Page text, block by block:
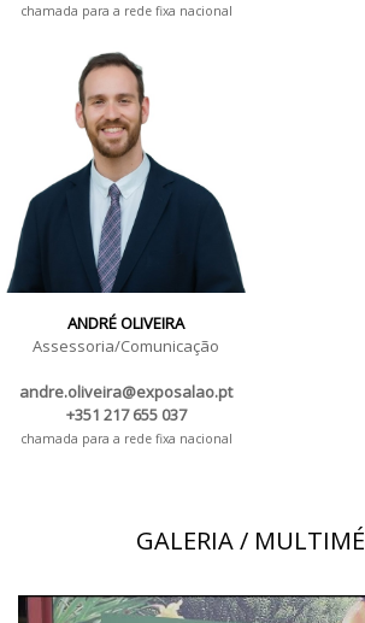
chamada para a rede fixa nacional
ANDRÉ OLIVEIRA
Assessoria/Comunicação
andre.oliveira@exposalao.pt
+351 217 655 037
chamada para a rede fixa nacional
GALERIA /